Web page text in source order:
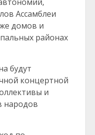
Ассамблеи
домов и
районах
будут
концертной
и
народов